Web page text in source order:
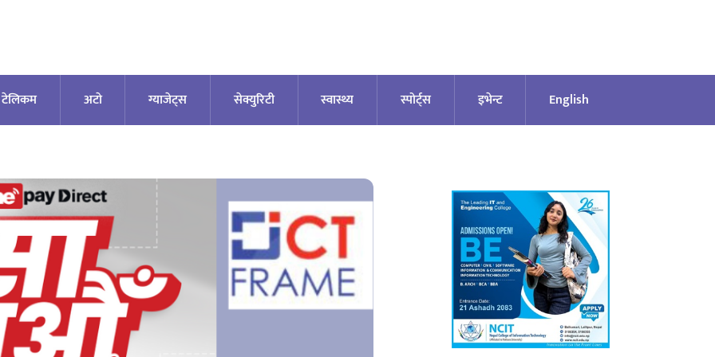
टेलिकम अटाे ग्याजेट्स सेक्युरिटी स्वास्थ्य स्पोर्ट्स इभेन्ट English